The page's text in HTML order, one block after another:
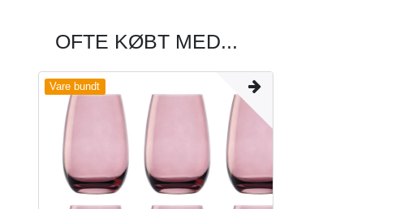
OFTE KØBT MED...
Vare bundt